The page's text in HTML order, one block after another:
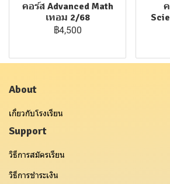
คอร์ส Advanced Math
เทอม 2/68
฿4,500
About
เกี่ยวกับโรงเรียน
Support
วิธีการสมัครเรียน
วิธีการชำระเงิน